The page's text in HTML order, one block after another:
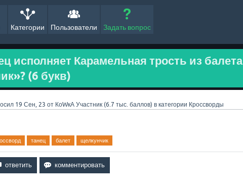
Категории Пользователи Задать вопрос
исполняет Карамельная трость из балета
(6 букв)
19 Сен, 23 от КоWкА Участник (6.7 тыс. баллов) в категории Кроссворды
танец балет щелкунчик